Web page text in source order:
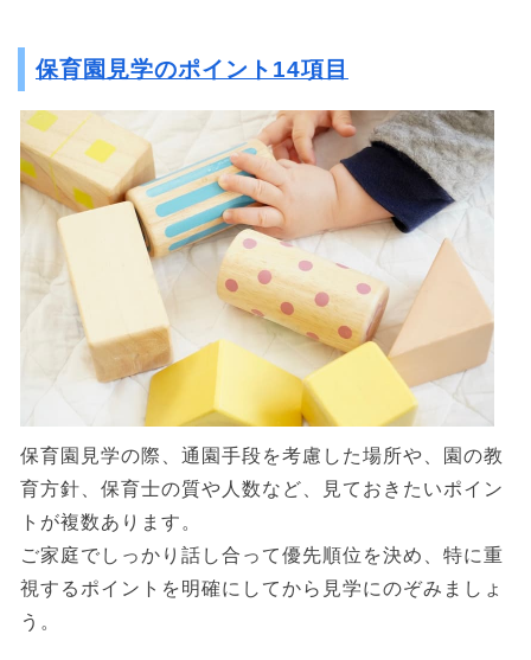
保育園見学のポイント14項目
保育園見学の際、通園手段を考慮した場所や、園の教
育方針、保育士の質や人数など、見ておきたいポイン
トが複数あります。
ご家庭でしっかり話し合って優先順位を決め、特に重
視するポイントを明確にしてから見学にのぞみましょ
う。